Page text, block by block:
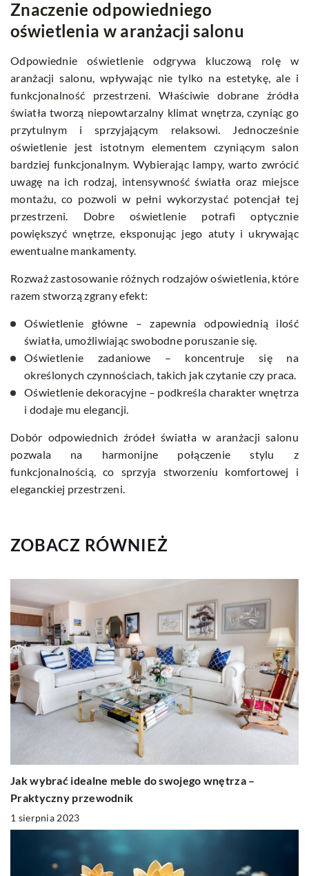
Znaczenie odpowiedniego
oświetlenia w aranżacji salonu
Odpowiednie oświetlenie odgrywa kluczową rolę w
aranżacji salonu, wpływając nie tylko na estetykę, ale i
funkcjonalność przestrzeni. Właściwie dobrane źródła
światła tworzą niepowtarzalny klimat wnętrza, czyniąc go
przytulnym i sprzyjającym relaksowi. Jednocześnie
oświetlenie jest istotnym elementem czyniącym salon
bardziej funkcjonalnym. Wybierając lampy, warto zwrócić
uwagę na ich rodzaj, intensywność światła oraz miejsce
montażu, co pozwoli w pełni wykorzystać potencjał tej
przestrzeni. Dobre oświetlenie potrafi optycznie
powiększyć wnętrze, eksponując jego atuty i ukrywając
ewentualne mankamenty.
Rozważ zastosowanie różnych rodzajów oświetlenia, które
razem stworzą zgrany efekt:
Oświetlenie główne – zapewnia odpowiednią ilość
światła, umożliwiając swobodne poruszanie się.
Oświetlenie zadaniowe – koncentruje się na
określonych czynnościach, takich jak czytanie czy praca.
Oświetlenie dekoracyjne – podkreśla charakter wnętrza
i dodaje mu elegancji.
Dobór odpowiednich źródeł światła w aranżacji salonu
pozwala na harmonijne połączenie stylu z
funkcjonalnością, co sprzyja stworzeniu komfortowej i
eleganckiej przestrzeni.
ZOBACZ RÓWNIEŻ
Jak wybrać idealne meble do swojego wnętrza –
Praktyczny przewodnik
1 sierpnia 2023